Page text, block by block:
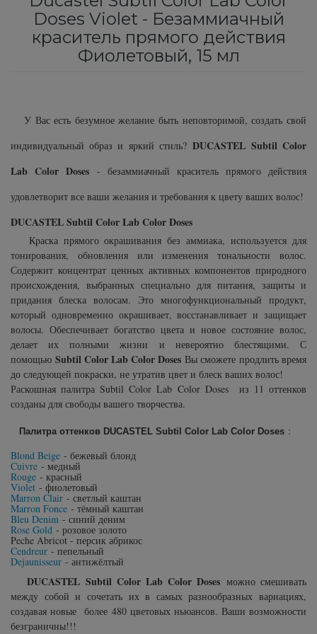
Doses Violet - Безаммиачный
краситель прямого действия
Фиолетовый, 15 мл
У Вас есть безумное желание быть неповторимой, создать свой
индивидуальный образ и яркий стиль? DUCASTEL Subtil Color
Lab Color Doses - безаммиачный краситель прямого действия
удовлетворит все ваши желания и требования к цвету ваших волос!
DUCASTEL Subtil Color Lab Color Doses
Краска прямого окрашивания без аммиака, используется для
тонирования, обновления или изменения тональности волос.
Содержит концентрат ценных активных компонентов природного
происхождения, выбранных специально для питания, защиты и
придания блеска волосам. Это многофункциональный продукт,
который одновременно окрашивает, восстанавливает и защищает
волосы. Обеспечивает богатство цвета и новое состояние волос,
делает их полными жизни и невероятно блестящими. С
помощью Subtil Color Lab Color Doses Вы сможете продлить время
до следующей покраски, не утратив цвет и блеск ваших волос!
Раскошная палитра Subtil Color Lab Color Doses из 11 оттенков
созданы для свободы вашего творчества.
Палитра оттенков DUCASTEL Subtil Color Lab Color Doses :
Blond Beige - бежевый блонд
Cuivre - медный
Rouge - красный
Violet - фиолетовый
Marron Clair - светлый каштан
Marron Fonce - тёмный каштан
Bleu Denim - синий деним
Rose Gold - розовое золото
Peche Abricot - персик абрикос
Cendreur - пепельный
Dejaunisseur - антижёлтый
DUCASTEL Subtil Color Lab Color Doses можно смешивать
между собой и сочетать их в самых разнообразных вариациях,
создавая новые более 480 цветовых ньюансов. Ваши возможности
безграничны!!!
Средства от перхоти
Сыворотка, флюид для волос
Subtil Color Lab Hydratation Active – Серия
для интенсивного увлажнения
Subtil Color Lab Instant Detox - Серия
Subtil Color Lab Maitrise Parfaite – Серия для
Subtil Color Lab Rеgеnеration Absolue –
Subtil Color Lab Volume Intense – Серия для
объема тонких волос
Subtil Design - Серия стайлинг и нежный
уход
Subtil Design Lab - Серия для
максимального сохранения цвета волос
Subtil Global Lift - Глубокое восстановление
Subtil Man XY - Серия для мужчин: для
ухода и укладки
Subtil Retouch Lab - защита цвета волос
Осветляющие средства и окислители
Laboratoire Ducastel Subtil Blond
Subtil Beautist - чистое решение для
красоты волос
Subrina Glow-Plex - Питание, увлажнение и
блеск волос
Revlon Professional
Schwarzkopf Professional
Sezavi
Subtil
Technique
Termix
Tico Professional
You Look Glamour
You Look Professional